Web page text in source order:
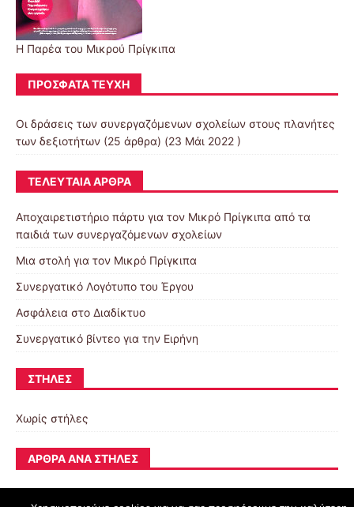
Η Παρέα του Μικρού Πρίγκιπα
ΠΡΌΣΦΑΤΑ ΤΕΎΧΗ
Οι δράσεις των συνεργαζόμενων σχολείων στους πλανήτες
των δεξιοτήτων (25 άρθρα) (23 Μάι 2022 )
ΤΕΛΕΥΤΑΊΑ ΆΡΘΡΑ
Αποχαιρετιστήριο πάρτυ για τον Μικρό Πρίγκιπα από τα
παιδιά των συνεργαζόμενων σχολείων
Μια στολή για τον Μικρό Πρίγκιπα
Συνεργατικό Λογότυπο του Έργου
Ασφάλεια στο Διαδίκτυο
Συνεργατικό βίντεο για την Ειρήνη
ΣΤΉΛΕΣ
Χωρίς στήλες
ΆΡΘΡΑ ΑΝΆ ΣΤΉΛΕΣ